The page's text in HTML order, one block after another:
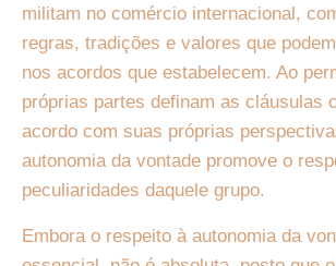
militam no comércio internacional,
regras, tradições e valores que
nos acordos que estabelecem. Ao
próprias partes definam as cláusulas
acordo com suas próprias
autonomia da vontade promove o
peculiaridades daquele grupo.
Embora o respeito à autonomia da